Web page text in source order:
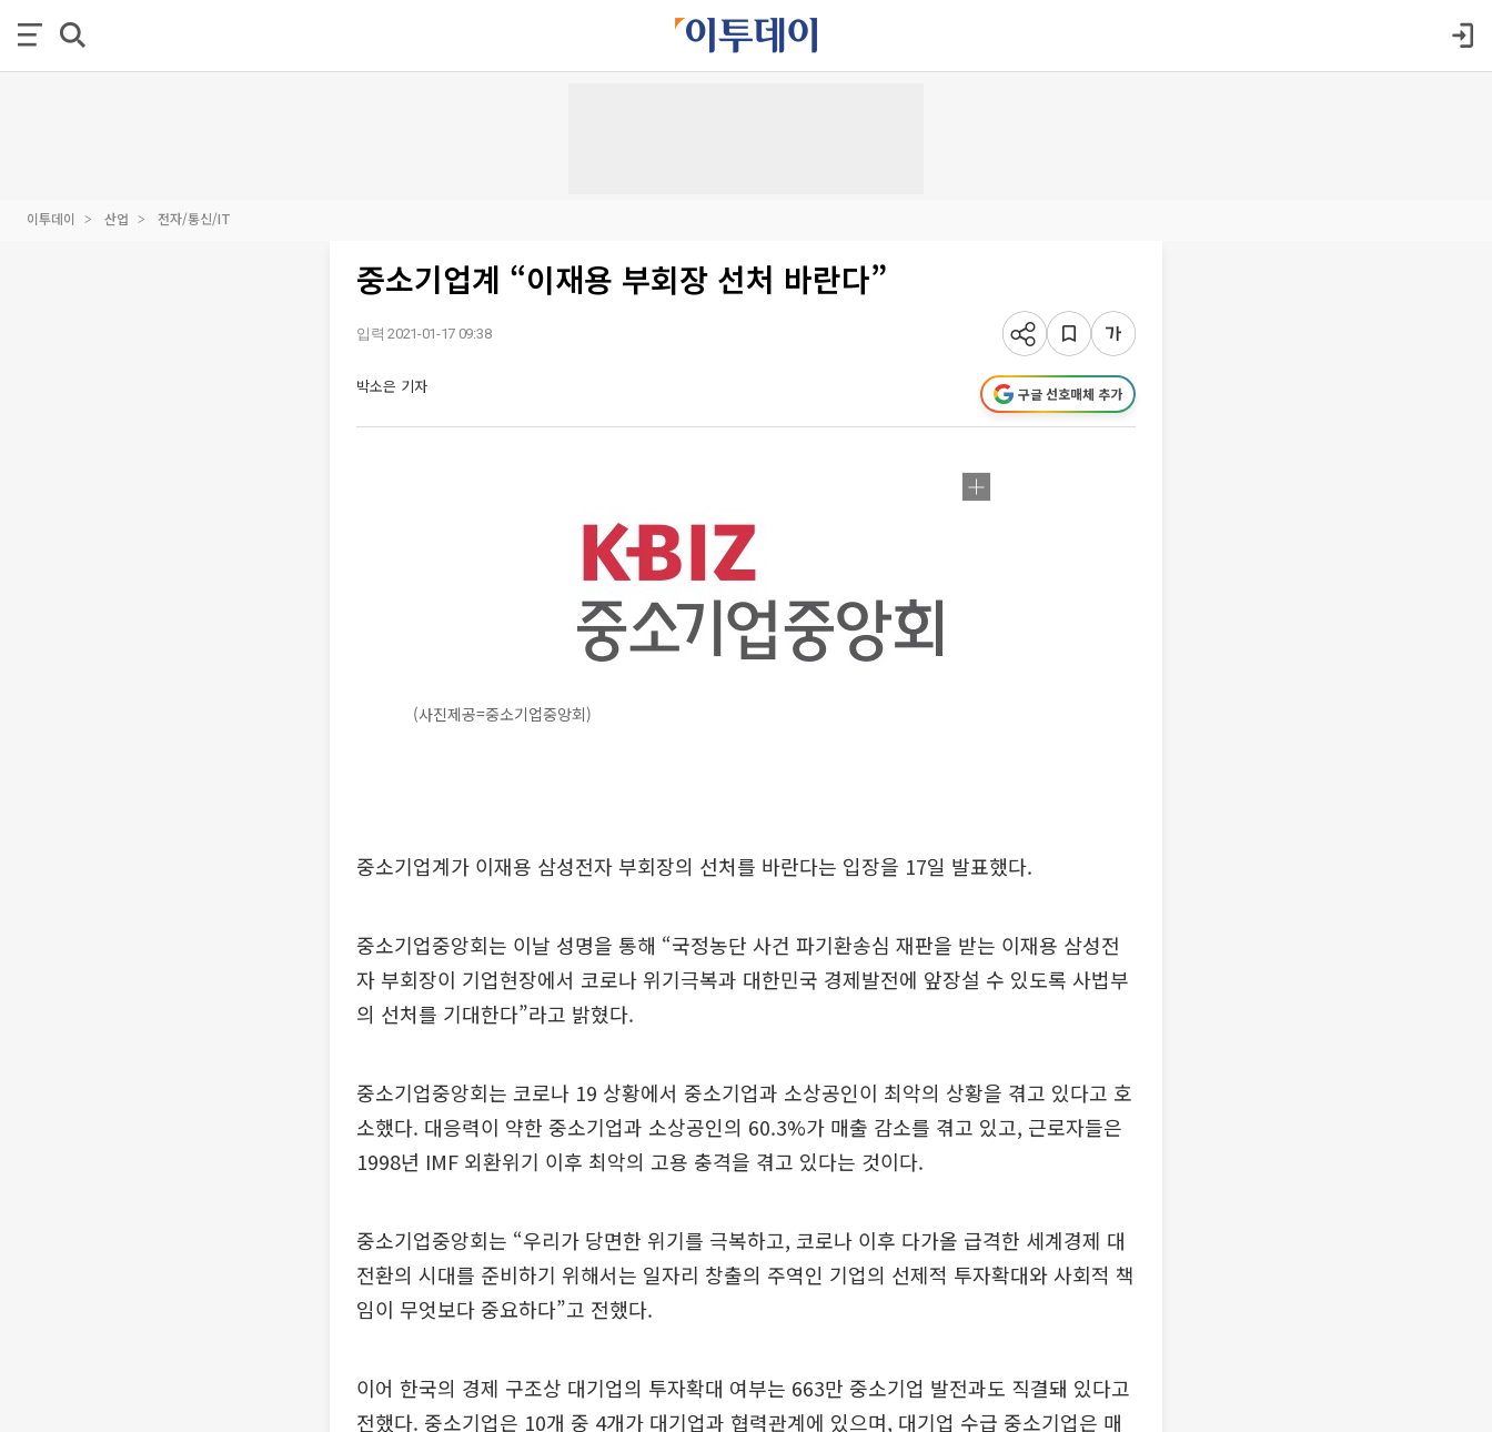
이투데이 산업 전자/통신/IT
중소기업계 “이재용 부회장 선처 바란다”
입력 2021-01-17 09:38
박소은 기자 구글 선호매체 추가
(사진제공=중소기업중앙회)
중소기업계가 이재용 삼성전자 부회장의 선처를 바란다는 입장을 17일 발표했다.
중소기업중앙회는 이날 성명을 통해 “국정농단 사건 파기환송심 재판을 받는 이재용 삼성전
자 부회장이 기업현장에서 코로나 위기극복과 대한민국 경제발전에 앞장설 수 있도록 사법부
의 선처를 기대한다”라고 밝혔다.
중소기업중앙회는 코로나 19 상황에서 중소기업과 소상공인이 최악의 상황을 겪고 있다고 호
소했다. 대응력이 약한 중소기업과 소상공인의 60.3%가 매출 감소를 겪고 있고, 근로자들은
1998년 IMF 외환위기 이후 최악의 고용 충격을 겪고 있다는 것이다.
중소기업중앙회는 “우리가 당면한 위기를 극복하고, 코로나 이후 다가올 급격한 세계경제 대
전환의 시대를 준비하기 위해서는 일자리 창출의 주역인 기업의 선제적 투자확대와 사회적 책
임이 무엇보다 중요하다”고 전했다.
이어 한국의 경제 구조상 대기업의 투자확대 여부는 663만 중소기업 발전과도 직결돼 있다고
전했다. 중소기업은 10개 중 4개가 대기업과 협력관계에 있으며, 대기업 수급 중소기업은 매